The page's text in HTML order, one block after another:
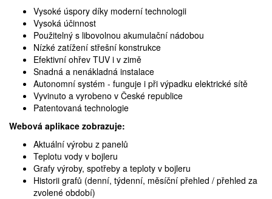
Vysoké úspory díky moderní technologii
Vysoká účinnost
Použitelný s libovolnou akumulační nádobou
Nízké zatížení střešní konstrukce
Efektivní ohřev TUV i v zimě
Snadná a nenákladná instalace
Autonomní systém - funguje i při výpadku elektrické sítě
Vyvinuto a vyrobeno v České republice
Patentovaná technologie
Webová aplikace zobrazuje:
Aktuální výrobu z panelů
Teplotu vody v bojleru
Grafy výroby, spotřeby a teploty v bojleru
Historii grafů (denní, týdenní, měsíční přehled / přehled za
zvolené období)